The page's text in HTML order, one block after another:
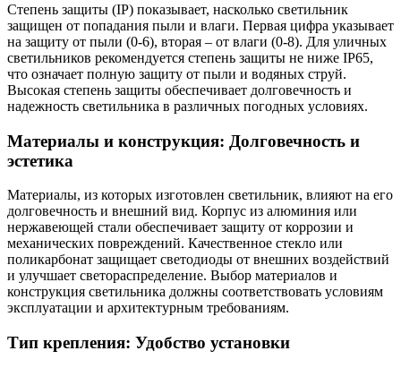
Степень защиты (IP) показывает, насколько светильник
защищен от попадания пыли и влаги. Первая цифра указывает
на защиту от пыли (0-6), вторая – от влаги (0-8). Для уличных
светильников рекомендуется степень защиты не ниже IP65,
что означает полную защиту от пыли и водяных струй.
Высокая степень защиты обеспечивает долговечность и
надежность светильника в различных погодных условиях.
Материалы и конструкция: Долговечность и
эстетика
Материалы, из которых изготовлен светильник, влияют на его
долговечность и внешний вид. Корпус из алюминия или
нержавеющей стали обеспечивает защиту от коррозии и
механических повреждений. Качественное стекло или
поликарбонат защищает светодиоды от внешних воздействий
и улучшает светораспределение. Выбор материалов и
конструкция светильника должны соответствовать условиям
эксплуатации и архитектурным требованиям.
Тип крепления: Удобство установки